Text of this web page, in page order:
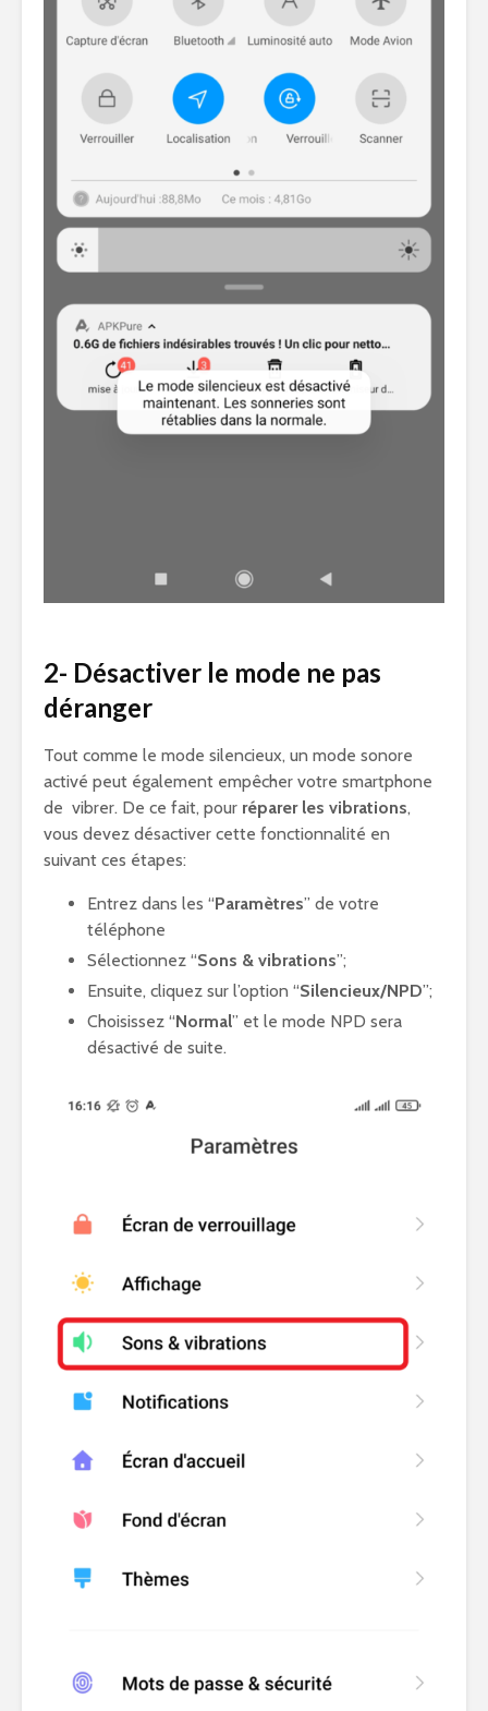
2- Désactiver le mode ne pas
déranger
Tout comme le mode silencieux, un mode sonore
activé peut également empêcher votre smartphone
de vibrer. De ce fait, pour réparer les vibrations,
vous devez désactiver cette fonctionnalité en
suivant ces étapes:
Entrez dans les “Paramètres” de votre
téléphone
Sélectionnez “Sons & vibrations”;
Ensuite, cliquez sur l’option “Silencieux/NPD”;
Choisissez “Normal” et le mode NPD sera
désactivé de suite.